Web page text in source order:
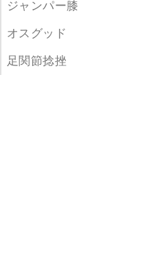
ジャンパー膝
オスグッド
足関節捻挫